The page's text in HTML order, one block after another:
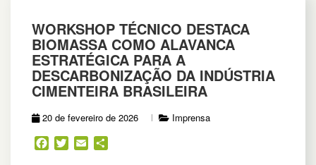
WORKSHOP TÉCNICO DESTACA
BIOMASSA COMO ALAVANCA
ESTRATÉGICA PARA A
DESCARBONIZAÇÃO DA INDÚSTRIA
CIMENTEIRA BRASILEIRA
20 de fevereiro de 2026 Imprensa
Facebook
TwitterEmail